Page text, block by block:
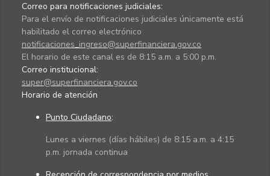
Correo para notificaciones judiciales:
Para el envío de notificaciones judiciales únicamente está
habilitado el correo electrónico
notificaciones_ingreso@superfinanciera.gov.co
El horario de este canal es de 8:15 a.m. a 5:00 p.m.
Correo institucional:
super@superfinanciera.gov.co
Horario de atención
Punto Ciudadano:
Lunes a viernes (días hábiles) de 8:15 a.m. a 4:15
p.m. jornada continua